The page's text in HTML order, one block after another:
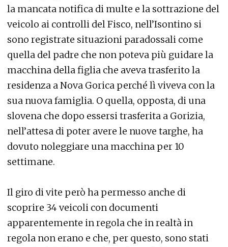
la mancata notifica di multe e la sottrazione del
veicolo ai controlli del Fisco, nell’Isontino si
sono registrate situazioni paradossali come
quella del padre che non poteva più guidare la
macchina della figlia che aveva trasferito la
residenza a Nova Gorica perché lì viveva con la
sua nuova famiglia. O quella, opposta, di una
slovena che dopo essersi trasferita a Gorizia,
nell’attesa di poter avere le nuove targhe, ha
dovuto noleggiare una macchina per 10
settimane.
Il giro di vite però ha permesso anche di
scoprire 34 veicoli con documenti
apparentemente in regola che in realtà in
regola non erano e che, per questo, sono stati